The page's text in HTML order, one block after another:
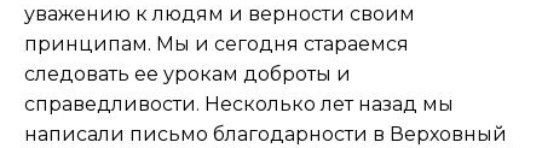
уважению к людям и верности своим
принципам. Мы и сегодня стараемся
следовать ее урокам доброты и
справедливости. Несколько лет назад мы
написали письмо благодарности в Верховный